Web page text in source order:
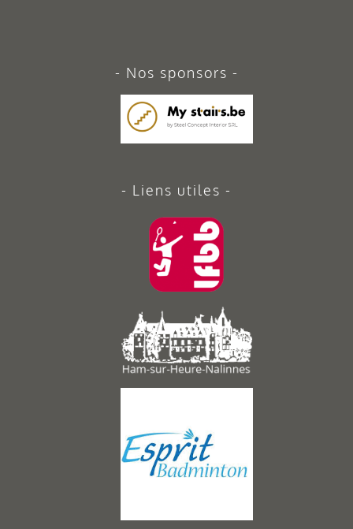
Nos sponsors
Liens utiles